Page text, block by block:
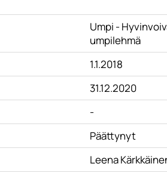
Umpi -
umpilehmä
1.1.2018
31.12.2020
-
Päättynyt
Leena